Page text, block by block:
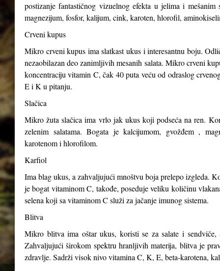
postizanje fantastičnog vizuelnog efekta u jelima i
magnezijum, fosfor, kalijum, cink, karoten, hlorofil,
Crveni kupus
Mikro crveni kupus ima slatkast ukus i interesantnu boju.
nezaobilazan deo zanimljivih mesanih salata. Mikro crveni
koncentraciju vitamin C, čak 40 puta veću od odraslog
E i K u pitanju.
Slačica
Mikro žuta slačica ima vrlo jak ukus koji podseća na ren.
zelenim salatama. Bogata je kalcijumom, gvožđem ,
karotenom i hlorofilom.
Karfiol
Ima blag ukus, a zahvaljujući mnoštvu boja prelepo izgleda.
je bogat vitaminom C, takođe, poseduje veliku količinu
selena koji sa vitaminom C služi za jačanje imunog sistema.
Blitva
Mikro blitva ima oštar ukus, koristi se za salate i
Zahvaljujući širokom spektru hranljivih materija, blitva je
zdravlje. Sadrži visok nivo vitamina C, K, E, beta-karotena,